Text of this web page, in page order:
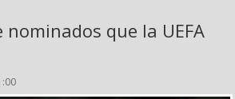
que la UEFA